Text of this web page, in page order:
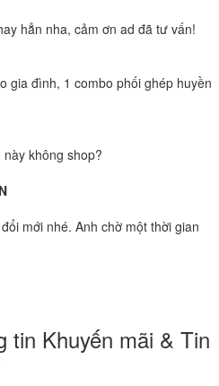
hẳn nha, cảm ơn ad đã tư vấn!
gia đình, 1 combo phối ghép huyền
không shop?
mới nhé. Anh chờ một thời gian
tin Khuyến mãi & Tin